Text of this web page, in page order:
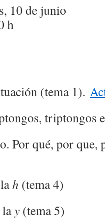
10 de junio
h
(tema 1).
triptongos
Por qué, por que,
h (tema 4)
y (tema 5)